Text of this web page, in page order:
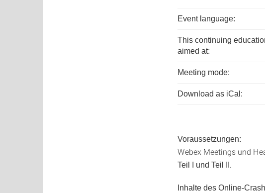
Event language:
This continuing
aimed at:
Meeting mode:
Download as iCal:
Voraussetzungen:
Webex Meetings und
Teil I und Teil II
Inhalte des Online-